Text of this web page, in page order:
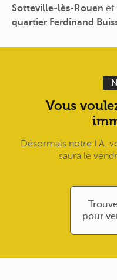
Sotteville-lès-Rouen et
quartier Ferdinand
Vous
Désormais notre I.A.
saura le
pour